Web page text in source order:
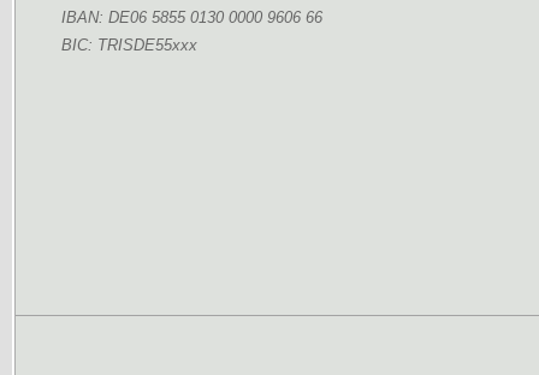
IBAN: DE06 5855 0130 0000 9606 66
BIC: TRISDE55xxx